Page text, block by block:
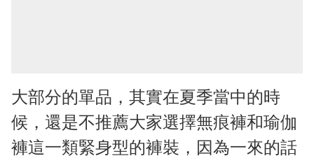
大部分的單品，其實在夏季當中的時
候，還是不推薦大家選擇無痕褲和瑜伽
褲這一類緊身型的褲裝，因為一來的話